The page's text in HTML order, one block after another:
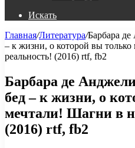
Искать
Главная/Литература/Барбара
– к жизни, о которой вы
реальность! (2016) rtf, fb2
Барбара де
бед – к жизни, о
мечтали! Шагни в
(2016) rtf, fb2